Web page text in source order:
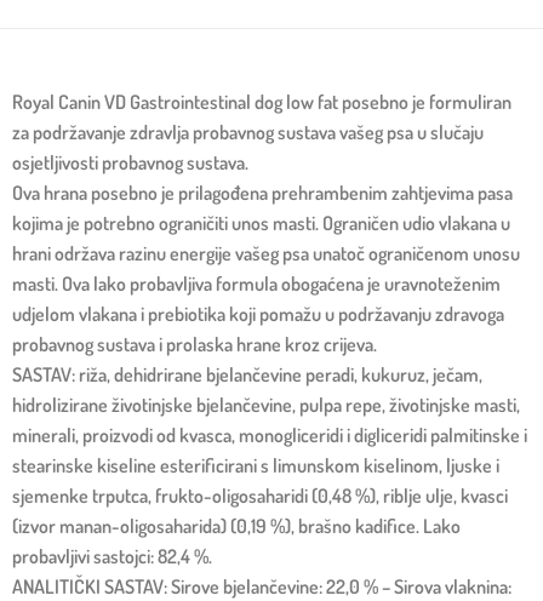
Royal Canin VD Gastrointestinal dog low fat posebno je formuliran
za podržavanje zdravlja probavnog sustava vašeg psa u slučaju
osjetljivosti probavnog sustava.
Ova hrana posebno je prilagođena prehrambenim zahtjevima pasa
kojima je potrebno ograničiti unos masti. Ograničen udio vlakana u
hrani održava razinu energije vašeg psa unatoč ograničenom unosu
masti. Ova lako probavljiva formula obogaćena je uravnoteženim
udjelom vlakana i prebiotika koji pomažu u podržavanju zdravoga
probavnog sustava i prolaska hrane kroz crijeva.
SASTAV: riža, dehidrirane bjelančevine peradi, kukuruz, ječam,
hidrolizirane životinjske bjelančevine, pulpa repe, životinjske masti,
minerali, proizvodi od kvasca, monogliceridi i digliceridi palmitinske i
stearinske kiseline esterificirani s limunskom kiselinom, ljuske i
sjemenke trputca, frukto-oligosaharidi (0,48 %), riblje ulje, kvasci
(izvor manan-oligosaharida) (0,19 %), brašno kadifice. Lako
probavljivi sastojci: 82,4 %.
ANALITIČKI SASTAV: Sirove bjelančevine: 22,0 % – Sirova vlaknina: